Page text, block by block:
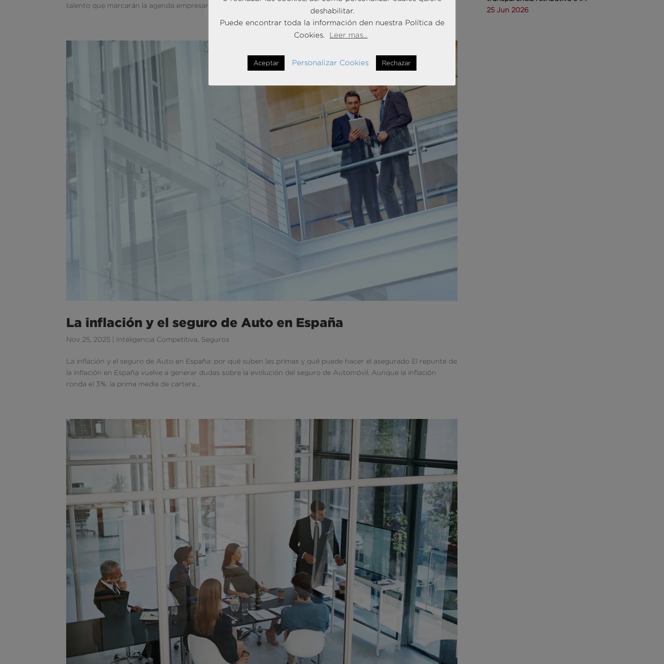
talento que marcarán la agenda empresarial en los...
La inflación y el seguro de Auto en España
Nov 25, 2025 Inteligencia Competitiva Seguros
La inflación y el seguro de Auto en España: por qué suben las primas y qué puede hacer el asegurado El repunte de
la inflación en España vuelve a generar dudas sobre la evolución del seguro de Automóvil. Aunque la inflación
ronda el 3%, la prima media de cartera...
25 Jun 2026
deshabilitar.
Puede encontrar toda la información den nuestra Política de
Cookies.
Leer mas...
Aceptar Personalizar Cookies Rechazar